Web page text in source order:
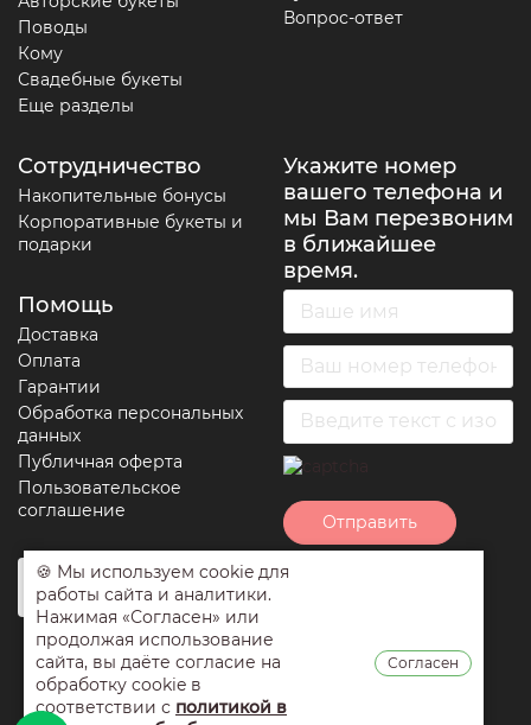
Поводы
Кому
Свадебные букеты
Еще разделы
Вопрос-ответ
Сотрудничество
Накопительные бонусы
Корпоративные букеты и
подарки
Помощь
Доставка
Оплата
Гарантии
Обработка персональных
данных
Публичная оферта
Пользовательское
соглашение
Укажите номер
вашего телефона и
мы Вам перезвоним
в ближайшее
время.
Отправить
условиями
обработки
🍪 Мы используем cookie для
работы сайта и аналитики.
Нажимая «Согласен» или
продолжая использование
сайта, вы даёте согласие на
обработку cookie в
соответствии с политикой в
Согласен